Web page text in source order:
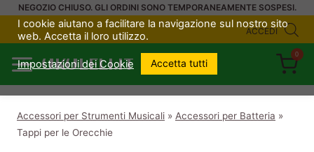
SaltaNEGOZIO CHIUSO. GLI ORDINI SONO TEMPORANEAMENTE SOSPESI.
ACCEDI
UKULELI.IT
0
Accessori per Strumenti Musicali » Accessori per Batteria »
Tappi per le Orecchie
I cookie aiutano a facilitare la navigazione sul nostro sito
web. Accetta il loro utilizzo.
Impostazioni dei Cookie Accetta tutti